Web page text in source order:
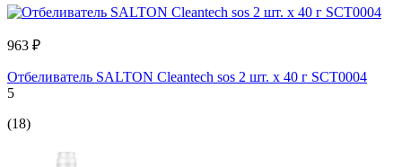
963 ₽
Отбеливатель SALTON Cleantech sos 2 шт. х 40 г SCT0004
5
(18)